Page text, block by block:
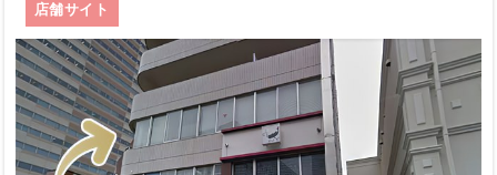
店舗サイト